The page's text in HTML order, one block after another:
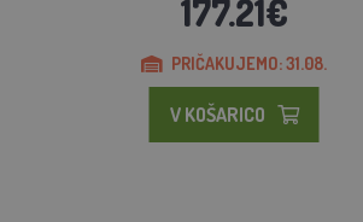
177.21€
PRIČAKUJEMO: 31.08.
V KOŠARICO